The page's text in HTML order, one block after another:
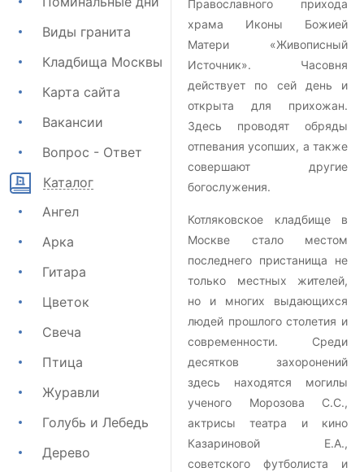
Виды гранита
Кладбища Москвы
Карта сайта
Вакансии
Вопрос - Ответ
Каталог
Ангел
Арка
Гитара
Цветок
Свеча
Птица
Журавли
Голубь и Лебедь
Дерево
Православного прихода
храма Иконы Божией
Матери «Живописный
Источник». Часовня
действует по сей день и
открыта для прихожан.
Здесь проводят обряды
отпевания усопших, а также
совершают другие
богослужения.
Котляковское кладбище в
Москве стало местом
последнего пристанища не
только местных жителей,
но и многих выдающихся
людей прошлого столетия и
современности. Среди
десятков захоронений
здесь находятся могилы
ученого Морозова С.С.,
актрисы театра и кино
Казариновой Е.А.,
советского футболиста и